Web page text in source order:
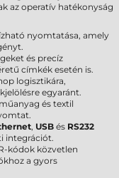
az operatív hatékonyság
nyomtatása, amely
és precíz
címkék esetén is.
logisztikára,
egyaránt.
és textil
, USB és RS232
integrációt.
kódok közvetlen
a gyors